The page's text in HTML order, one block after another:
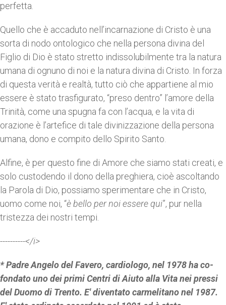
perfetta.
Quello che è accaduto nell’incarnazione di Cristo è una
sorta di nodo ontologico che nella persona divina del
Figlio di Dio è stato stretto indissolubilmente tra la natura
umana di ognuno di noi e la natura divina di Cristo. In forza
di questa verità e realtà, tutto ciò che appartiene al mio
essere è stato trasfigurato, “preso dentro” l’amore della
Trinità, come una spugna fa con l’acqua, e la vita di
orazione è l’artefice di tale divinizzazione della persona
umana, dono e compito dello Spirito Santo.
Alfine, è per questo fine di Amore che siamo stati creati, e
solo custodendo il dono della preghiera, cioè ascoltando
la Parola di Dio, possiamo sperimentare che in Cristo,
uomo come noi, “è bello per noi essere qui”, pur nella
tristezza dei nostri tempi.
----------</i>
* Padre Angelo del Favero, cardiologo, nel 1978 ha co-
fondato uno dei primi Centri di Aiuto alla Vita nei pressi
del Duomo di Trento. E' diventato carmelitano nel 1987.